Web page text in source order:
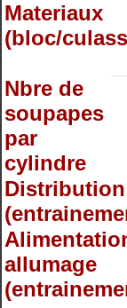
Materiaux
(bloc/
Nbre de
soupapes
par
cylindre
Distribution
allumage